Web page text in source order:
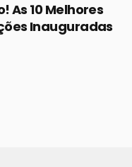
As 10 Melhores
Inauguradas